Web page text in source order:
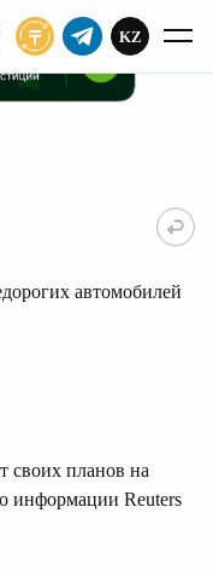
KZ
автомобилей
своих планов на
информации Reuters